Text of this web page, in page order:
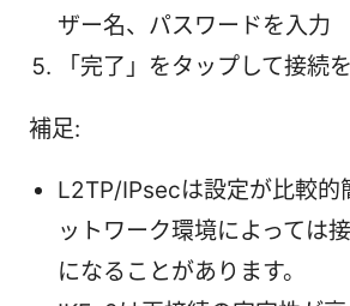
ザー名、パスワードを入力
「完了」をタップして接続
補足:
L2TP/IPsecは設定が比較的
ットワーク環境によっては
になることがあります。